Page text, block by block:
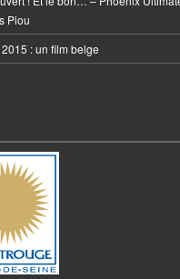
Piou
2015 : un film belge